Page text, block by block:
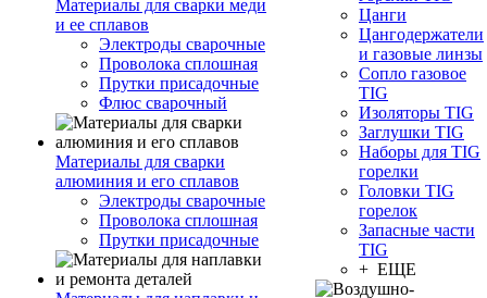
Материалы для сварки меди
и ее сплавов
Электроды сварочные
Проволока сплошная
Прутки присадочные
Флюс сварочный
Материалы для сварки
алюминия и его сплавов
Электроды сварочные
Проволока сплошная
Прутки присадочные
Цанги
Цангодержатели
и газовые линзы
Сопло газовое
TIG
Изоляторы TIG
Заглушки TIG
Наборы для TIG
горелки
Головки TIG
горелок
Запасные части
TIG
+ ЕЩЕ